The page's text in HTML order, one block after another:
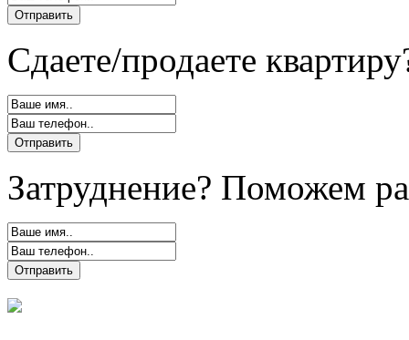
Сдаете/продаете
Затруднение? Поможем